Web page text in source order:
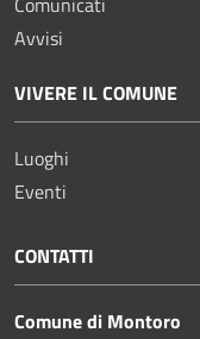
Avvisi
VIVERE IL COMUNE
Luoghi
Eventi
CONTATTI
Comune di Montoro